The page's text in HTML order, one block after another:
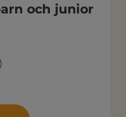
och junior